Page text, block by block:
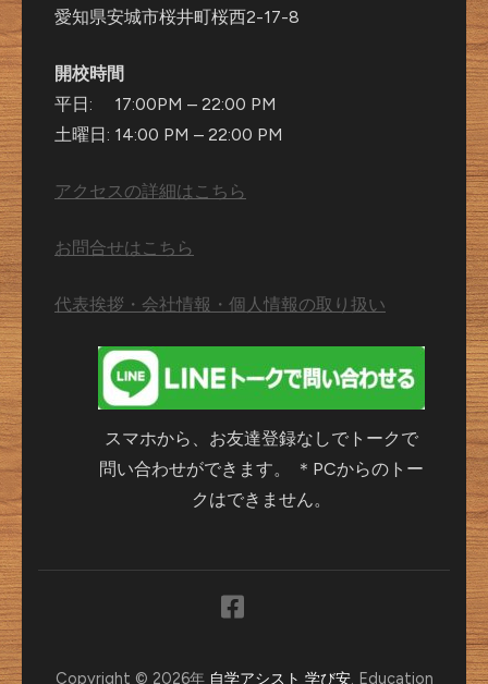
愛知県安城市桜井町桜西2-17-8
開校時間
平日: 17:00PM – 22:00 PM
土曜日: 14:00 PM – 22:00 PM
アクセスの詳細はこちら
お問合せはこちら
代表挨拶・会社情報・個人情報の取り扱い
スマホから、お友達登録なしでトークで
問い合わせができます。 ＊PCからのトー
クはできません。
Copyright © 2026年 自学アシスト 学び安. Education